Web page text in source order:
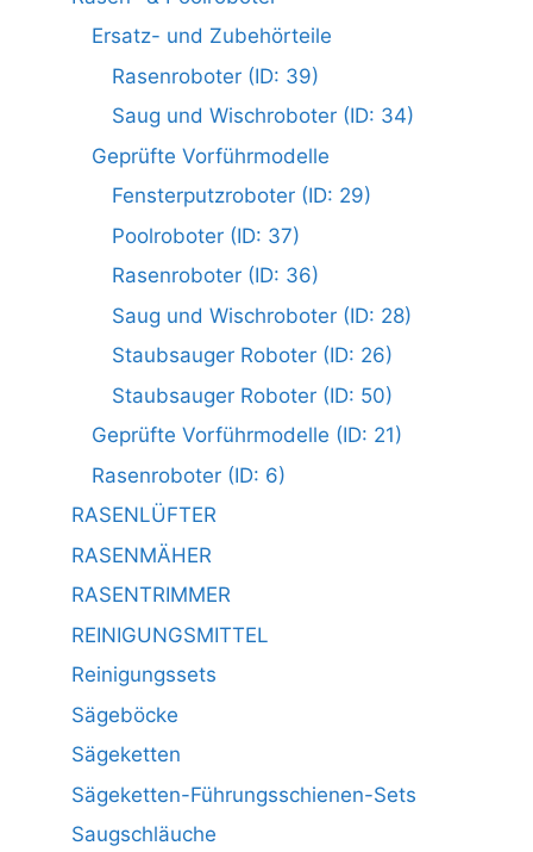
Ersatz- und Zubehörteile
Rasenroboter (ID: 39)
Saug und Wischroboter (ID: 34)
Geprüfte Vorführmodelle
Fensterputzroboter (ID: 29)
Poolroboter (ID: 37)
Rasenroboter (ID: 36)
Saug und Wischroboter (ID: 28)
Staubsauger Roboter (ID: 26)
Staubsauger Roboter (ID: 50)
Geprüfte Vorführmodelle (ID: 21)
Rasenroboter (ID: 6)
RASENLÜFTER
RASENMÄHER
RASENTRIMMER
REINIGUNGSMITTEL
Reinigungssets
Sägeböcke
Sägeketten
Sägeketten-Führungsschienen-Sets
Saugschläuche